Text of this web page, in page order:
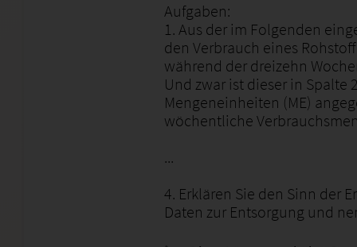
Aufgaben:
1. Aus der im Folgenden
den Verbrauch eines
während der dreizehn
Und zwar ist dieser in Spalte
Mengeneinheiten (ME)
wöchentliche
...
4. Erklären Sie den Sinn der
Daten zur Entsorgung und